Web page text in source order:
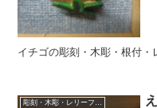
イチゴの彫刻・木彫・根付
彫刻・木彫・レリーフ・根付の下絵、彫り方見本